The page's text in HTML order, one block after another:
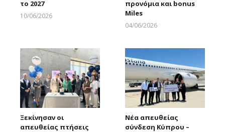
το 2027
10/06/2026
προνόμια και bonus
Miles
04/06/2026
Ξεκίνησαν οι
απευθείας πτήσεις
Νέα απευθείας
σύνδεση Κύπρου –